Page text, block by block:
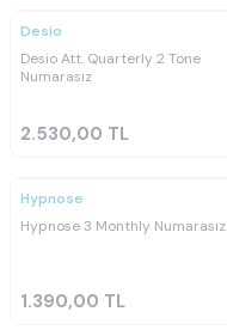
Desio
Desio Att. Quarterly 2 Tone
Numarasız
2.530,00 TL
Hypnose
Hypnose 3 Monthly Numarasız
1.390,00 TL